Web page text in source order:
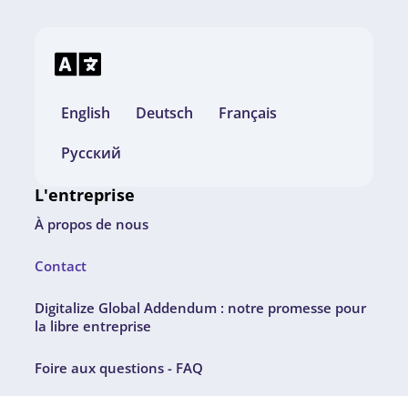
English Deutsch
Français
Русский
L'entreprise
À propos de nous
Contact
Digitalize Global Addendum : notre promesse pour
la libre entreprise
Foire aux questions - FAQ